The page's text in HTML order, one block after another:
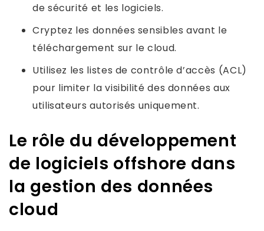
de sécurité et les logiciels.
Cryptez les données sensibles avant le
téléchargement sur le cloud.
Utilisez les listes de contrôle d’accès (ACL)
pour limiter la visibilité des données aux
utilisateurs autorisés uniquement.
Le rôle du développement
de logiciels offshore dans
la gestion des données
cloud